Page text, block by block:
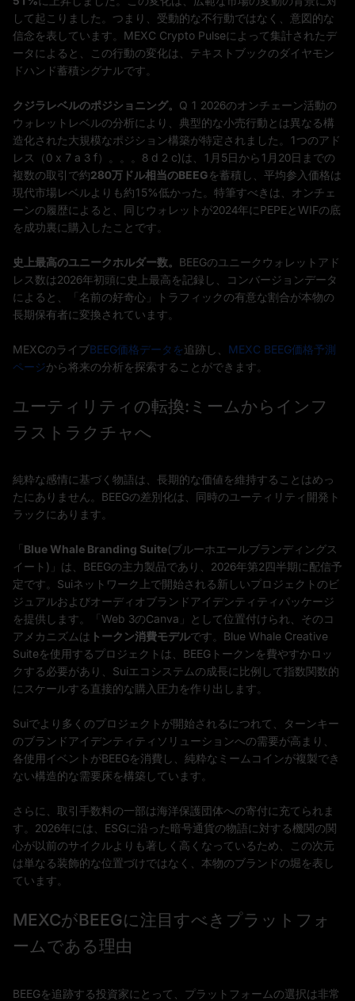
して起こりました。つまり、受動的な不行動ではなく、意図的な
信念を表しています。MEXC Crypto Pulseによって集計されたデ
ータによると、この行動の変化は、テキストブックのダイヤモン
ドハンド蓄積シグナルです。
クジラレベルのポジショニング。 Q 1 2026のオンチェーン活動の
ウォレットレベルの分析により、典型的な小売行動とは異なる構
造化された大規模なポジション構築が特定されました。1つのアド
レス（0 x 7 a 3 f）。。。8 d 2 c)は、1月5日から1月20日までの
複数の取引で約280万ドル相当のBEEGを蓄積し、平均参入価格は
現代市場レベルよりも約15%低かった。特筆すべきは、オンチェ
ーンの履歴によると、同じウォレットが2024年にPEPEとWIFの底
を成功裏に購入したことです。
史上最高のユニークホルダー数。 BEEGのユニークウォレットアド
レス数は2026年初頭に史上最高を記録し、コンバージョンデータ
によると、「名前の好奇心」トラフィックの有意な割合が本物の
長期保有者に変換されています。
MEXCのライブBEEG価格データを追跡し、 MEXC BEEG価格予測
ページから将来の分析を探索することができます。
ユーティリティの転換:ミームからインフ
ラストラクチャへ
純粋な感情に基づく物語は、長期的な価値を維持することはめっ
たにありません。BEEGの差別化は、同時のユーティリティ開発ト
ラックにあります。
「 Blue Whale Branding Suite(ブルーホエールブランディングス
イート)」は、BEEGの主力製品であり、2026年第2四半期に配信予
定です。Suiネットワーク上で開始される新しいプロジェクトのビ
ジュアルおよびオーディオブランドアイデンティティパッケージ
を提供します。「Web 3のCanva」として位置付けられ、そのコ
アメカニズムは トークン消費モデルです。Blue Whale Creative
Suiteを使用するプロジェクトは、BEEGトークンを費やすかロッ
クする必要があり、Suiエコシステムの成長に比例して指数関数的
にスケールする直接的な購入圧力を作り出します。
Suiでより多くのプロジェクトが開始されるにつれて、ターンキー
のブランドアイデンティティソリューションへの需要が高まり、
各使用イベントがBEEGを消費し、純粋なミームコインが複製でき
ない構造的な需要床を構築しています。
さらに、取引手数料の一部は海洋保護団体への寄付に充てられま
す。2026年には、ESGに沿った暗号通貨の物語に対する機関の関
心が以前のサイクルよりも著しく高くなっているため、この次元
は単なる装飾的な位置づけではなく、本物のブランドの堀を表し
ています。
MEXCがBEEGに注目すべきプラットフォ
ームである理由
BEEGを追跡する投資家にとって、プラットフォームの選択は非常